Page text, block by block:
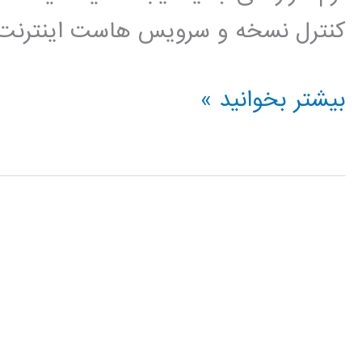
کنترل نسخه و سرویس هاست
فیلم
فارسی
بیشتر بخوانید »